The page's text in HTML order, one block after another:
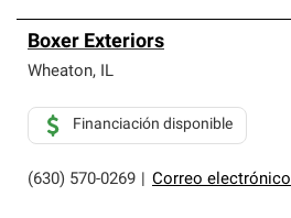
Boxer Exteriors
Wheaton, IL
(630) 570-0269 Correo electrónico
Financiación disponible